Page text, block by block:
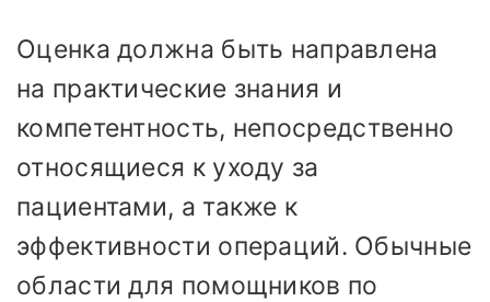
Оценка должна быть направлена
на практические знания и
компетентность, непосредственно
относящиеся к уходу за
пациентами, а также к
эффективности операций. Обычные
области для помощников по